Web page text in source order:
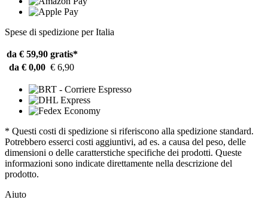
Spese di spedizione per Italia
da € 59,90 gratis*
da € 0,00 € 6,90
* Questi costi di spedizione si riferiscono alla spedizione standard.
Potrebbero esserci costi aggiuntivi, ad es. a causa del peso, delle
dimensioni o delle caratterstiche specifiche dei prodotti. Queste
informazioni sono indicate direttamente nella descrizione del
prodotto.
Aiuto